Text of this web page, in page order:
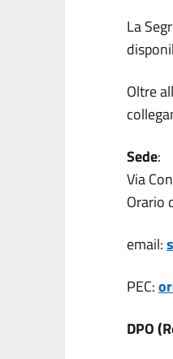
La
Oltre
Sede:
Via
Orario
email:
PEC:
DPO